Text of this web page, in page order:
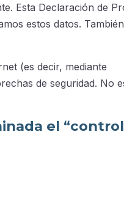
Esta Declaración de
estos datos.
(es decir, mediante
de seguridad. No
el